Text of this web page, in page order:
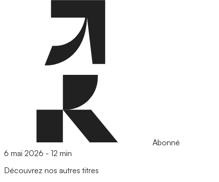
Abonné
6 mai 2026 - 12 min
Découvrez nos autres titres